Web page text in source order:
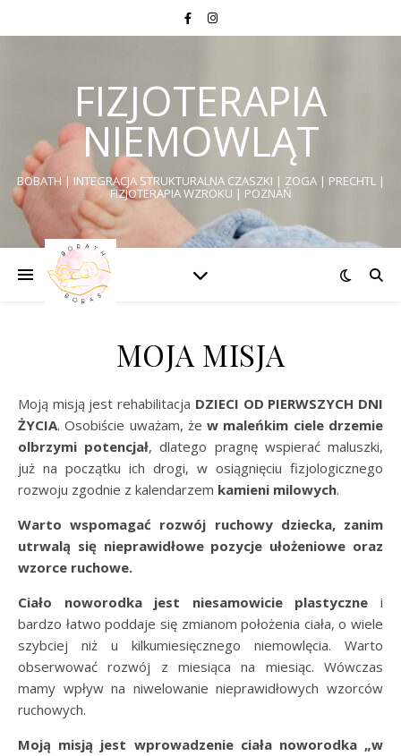
FIZJOTERAPIA
NIEMOWLĄT
BOBATH | INTEGRACJA STRUKTURALNA CZASZKI | ZOGA | PRECHTL |
FIZJOTERAPIA WZROKU | POZNAŃ
MOJA MISJA
Moją misją jest rehabilitacja DZIECI OD PIERWSZYCH DNI
ŻYCIA. Osobiście uważam, żew maleńkim ciele drzemie
olbrzymi potencjał, dlatego pragnę wspierać maluszki,
już na początku ich drogi, w osiągnięciu fizjologicznego
rozwoju zgodnie z kalendarzem kamieni milowych.
Warto wspomagać rozwój ruchowy dziecka, zanim
utrwalą się nieprawidłowe pozycje ułożeniowe oraz
wzorce ruchowe.
Ciało noworodka jest niesamowicie plastyczne i
bardzo łatwo poddaje się zmianom położenia ciała, o wiele
szybciej niż u kilkumiesięcznego niemowlęcia. Warto
obserwować rozwój z miesiąca na miesiąc. Wówczas
mamy wpływ na niwelowanie nieprawidłowych wzorców
ruchowych.
Moją misją jest wprowadzenie ciała noworodka „w